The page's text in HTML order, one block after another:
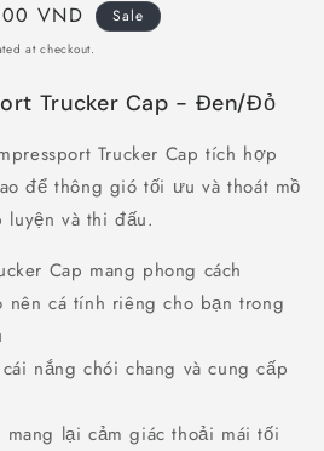
VND Sale
at checkout.
Trucker Cap - Đen/Đỏ
Trucker Cap tích hợp
để thông gió tối ưu và thoát mồ
và thi đấu.
Cap mang phong cách
nên cá tính riêng cho bạn trong
nắng chói chang và cung cấp
mang lại cảm giác thoải mái tối